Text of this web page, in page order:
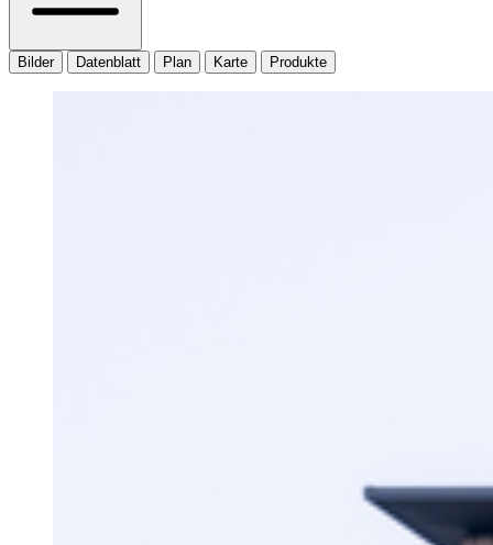
Bilder Datenblatt Plan Karte Produkte